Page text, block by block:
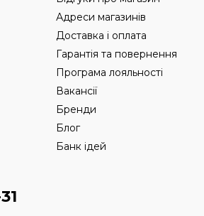
Адреси магазинів
Доставка і оплата
Гарантія та повернення
Програма лояльності
Вакансії
Бренди
Блог
Банк ідей